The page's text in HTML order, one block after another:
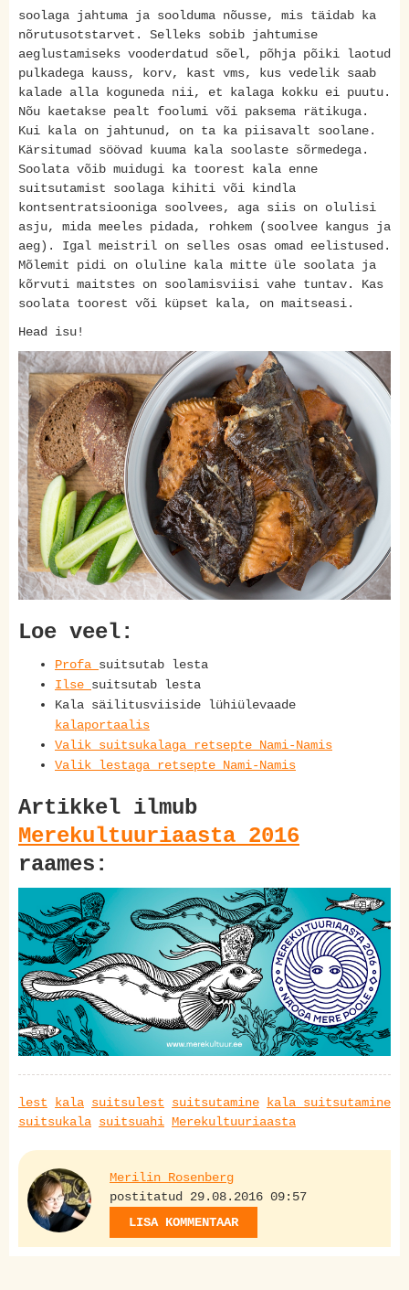
soolaga jahtuma ja soolduma nõusse, mis täidab ka
nõrutusotstarvet. Selleks sobib jahtumise
aeglustamiseks vooderdatud sõel, põhja põiki laotud
pulkadega kauss, korv, kast vms, kus vedelik saab
kalade alla koguneda nii, et kalaga kokku ei puutu.
Nõu kaetakse pealt foolumi või paksema rätikuga.
Kui kala on jahtunud, on ta ka piisavalt soolane.
Kärsitumad söövad kuuma kala soolaste sõrmedega.
Soolata võib muidugi ka toorest kala enne
suitsutamist soolaga kihiti või kindla
kontsentratsiooniga soolvees, aga siis on olulisi
asju, mida meeles pidada, rohkem (soolvee kangus ja
aeg). Igal meistril on selles osas omad eelistused.
Mõlemit pidi on oluline kala mitte üle soolata ja
kõrvuti maitstes on soolamisviisi vahe tuntav. Kas
soolata toorest või küpset kala, on maitseasi.
Head isu!
Loe veel:
Profa suitsutab lesta
Ilse suitsutab lesta
Kala säilitusviiside lühiülevaade
kalaportaalis
Valik suitsukalaga retsepte Nami-Namis
Valik lestaga retsepte Nami-Namis
Artikkel ilmub
Merekultuuriaasta 2016
raames:
lest kala suitsulest suitsutamine
kala suitsutamine
suitsukala suitsuahi Merekultuuriaasta
Merilin Rosenberg
postitatud 29.08.2016 09:57
LISA KOMMENTAAR